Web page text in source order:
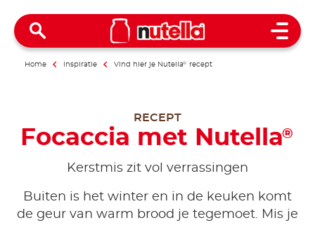
Open
Home Inspiratie Vind hier je Nutella® recept
RECEPT
Focaccia met Nutella®
Kerstmis zit vol verrassingen
Buiten is het winter en in de keuken komt
de geur van warm brood je tegemoet. Mis je